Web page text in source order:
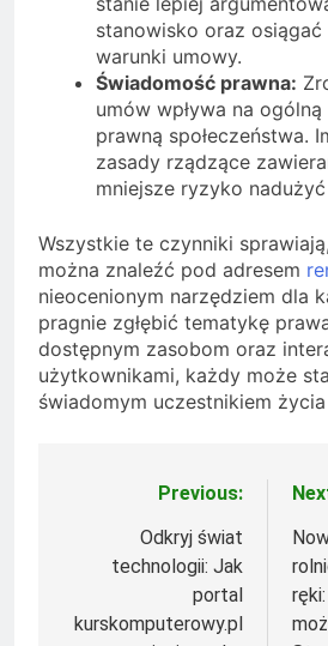
stanowisko oraz
warunki umowy.
Świadomość prawna:
umów wpływa na
prawną społeczeństwa.
zasady rządzące
mniejsze ryzyko
Wszystkie te czynniki
można znaleźć pod adresem
nieocenionym narzędziem dla
pragnie zgłębić tematykę
dostępnym zasobom oraz
użytkownikami, każdy może
świadomym uczestnikiem
NawigacjaPrevious:
Odkryj świat
technologii: Jak
portal
kurskomputerowy.pl